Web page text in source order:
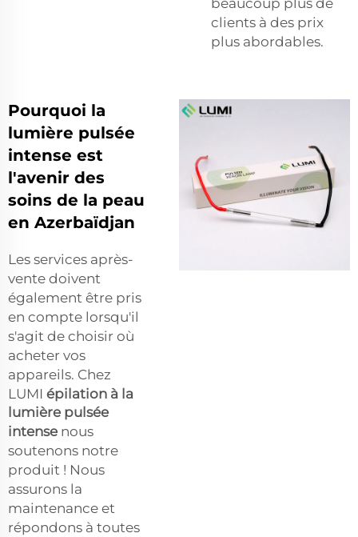
clients à des prix
plus abordables.
Pourquoi la
lumière pulsée
intense est
l'avenir des
soins de la peau
en Azerbaïdjan
Les services après-
vente doivent
également être pris
en compte lorsqu'il
s'agit de choisir où
acheter vos
appareils. Chez
LUMI épilation à la
lumière pulsée
intense nous
soutenons notre
produit ! Nous
assurons la
maintenance et
répondons à toutes